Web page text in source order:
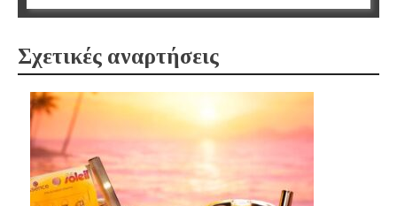
Σχετικές αναρτήσεις